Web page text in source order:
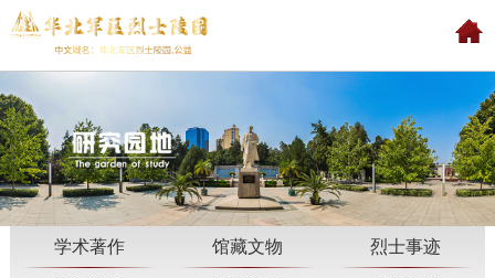
学术著作 馆藏文物 烈士事迹